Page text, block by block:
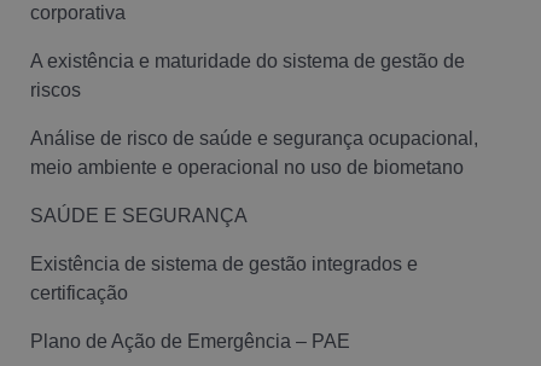
corporativa
A existência e maturidade do sistema de gestão de
riscos
Análise de risco de saúde e segurança ocupacional,
meio ambiente e operacional no uso de biometano
SAÚDE E SEGURANÇA
Existência de sistema de gestão integrados e
certificação
Plano de Ação de Emergência – PAE